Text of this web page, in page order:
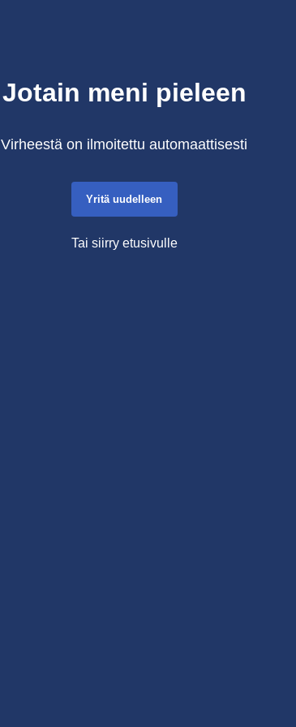
Jotain meni pieleen
Virheestä on ilmoitettu automaattisesti
Yritä uudelleen
Tai siirry etusivulle